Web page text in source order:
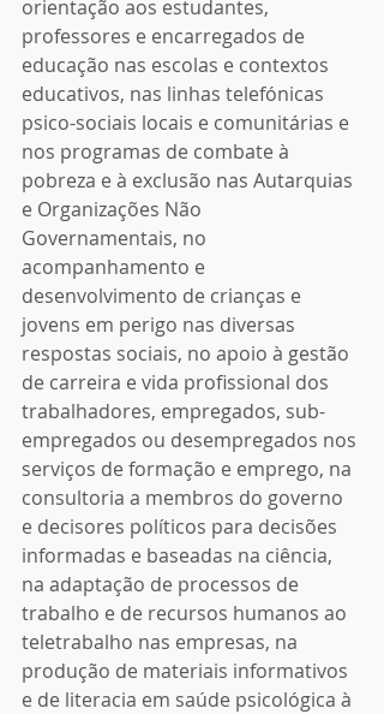
orientação aos estudantes,
professores e encarregados de
educação nas escolas e contextos
educativos, nas linhas telefónicas
psico-sociais locais e comunitárias e
nos programas de combate à
pobreza e à exclusão nas Autarquias
e Organizações Não
Governamentais, no
acompanhamento e
desenvolvimento de crianças e
jovens em perigo nas diversas
respostas sociais, no apoio à gestão
de carreira e vida profissional dos
trabalhadores, empregados, sub-
empregados ou desempregados nos
serviços de formação e emprego, na
consultoria a membros do governo
e decisores políticos para decisões
informadas e baseadas na ciência,
na adaptação de processos de
trabalho e de recursos humanos ao
teletrabalho nas empresas, na
produção de materiais informativos
e de literacia em saúde psicológica à